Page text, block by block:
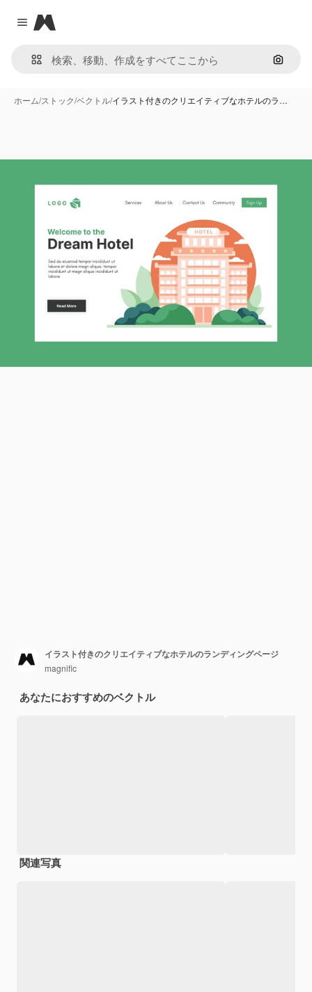
Close menu
Magnific
画像で
ホーム/ストック/ベクトル/イラスト付きのクリエイティブなホテルのラ…
イラスト付きのクリエイティブなホテルのランディングページ
magnific
あなたにおすすめのベクトル
関連写真